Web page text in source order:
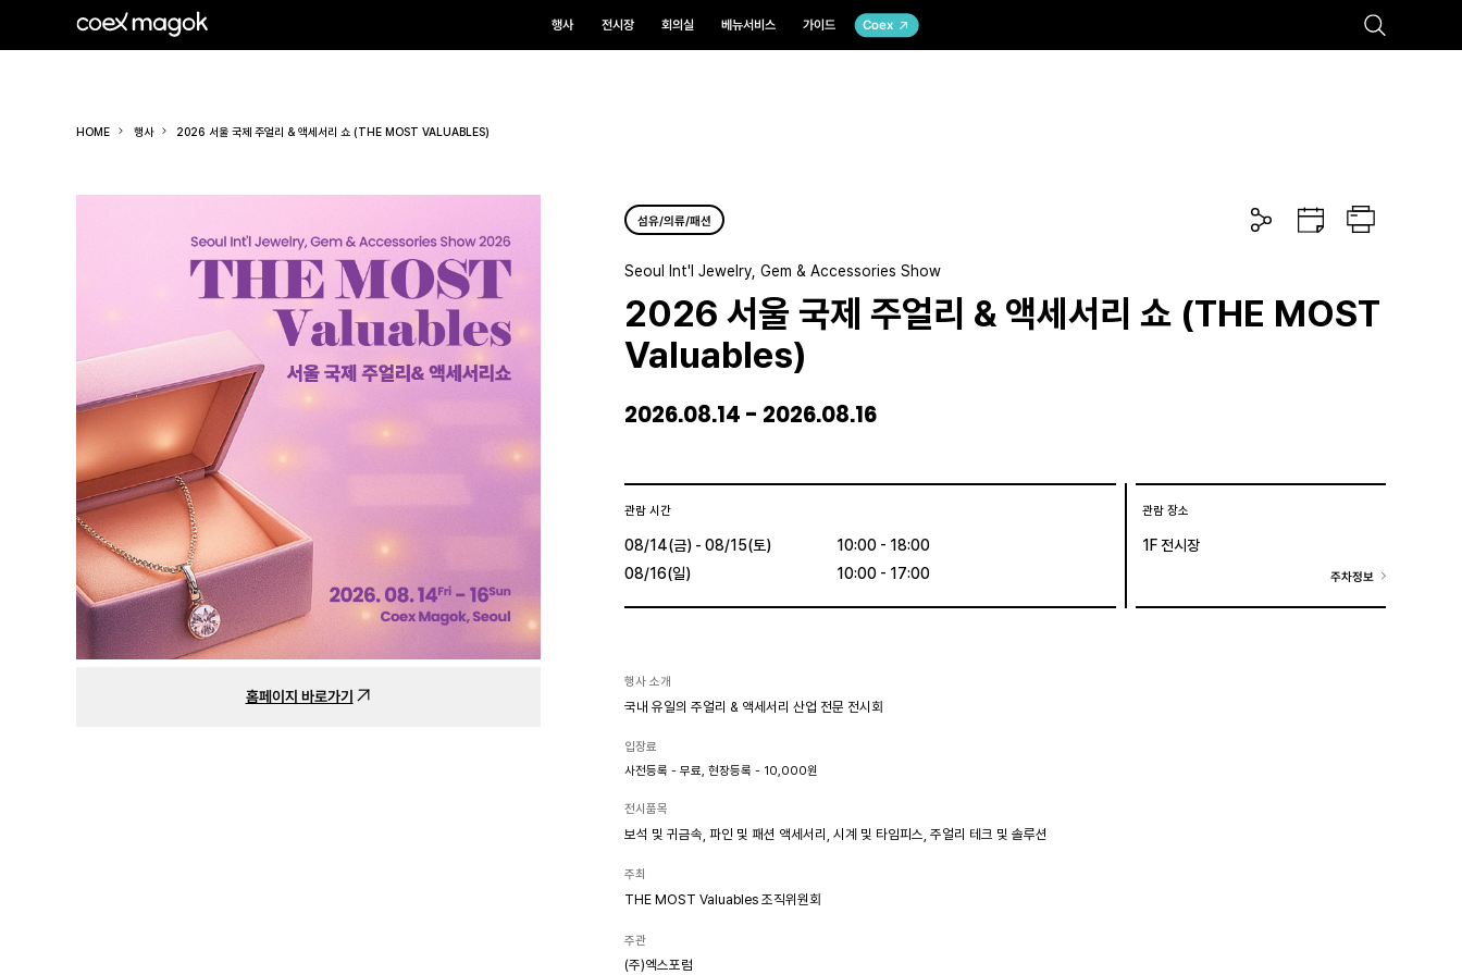
행사 전시장 회의실 베뉴서비스 가이드 Coex
HOME 행사 2026 서울 국제 주얼리 & 액세서리 쇼 (THE MOST VALUABLES)
홈페이지 바로가기
섬유/의류/패션
Seoul Int'l Jewelry, Gem & Accessories Show
2026 서울 국제 주얼리 & 액세서리 쇼 (THE MOST
Valuables)
2026.08.14 - 2026.08.16
관람 시간
08/14(금) - 08/15(토)
10:00 - 18:00
08/16(일)
10:00 - 17:00
관람 장소
1F 전시장
주차정보
행사 소개
국내 유일의 주얼리 & 액세서리 산업 전문 전시회
입장료
사전등록 - 무료, 현장등록 - 10,000원
전시품목
보석 및 귀금속, 파인 및 패션 액세서리, 시계 및 타임피스, 주얼리 테크 및 솔루션
주최
THE MOST Valuables 조직위원회
주관
(주)엑스포럼